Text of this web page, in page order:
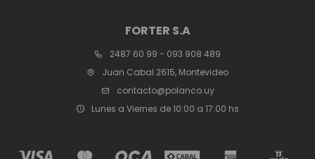
FORTER S.A
2487 60 99 - 093 908 489
Juan Cabal 2615, Montevideo
contacto@polanco.uy
Lunes a Viernes de 10:00 a 17:00 hs